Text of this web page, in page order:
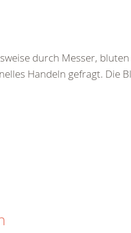
durch Messer,
Handeln gefragt. Die